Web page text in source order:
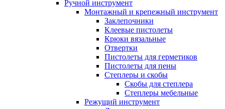
Ручной инструмент
Монтажный и крепежный инструмент
Заклепочники
Клеевые пистолеты
Крюки вязальные
Отвертки
Пистолеты для герметиков
Пистолеты для пены
Степлеры и скобы
Скобы для степлера
Степлеры мебельные
Режущий инструмент